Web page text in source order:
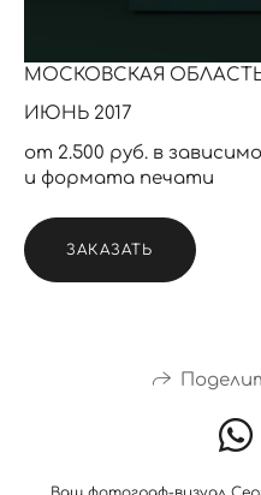
МОСКОВСКАЯ
ИЮНЬ 2017
от 2.500 руб. в
и формата печати
ЗАКАЗАТЬ